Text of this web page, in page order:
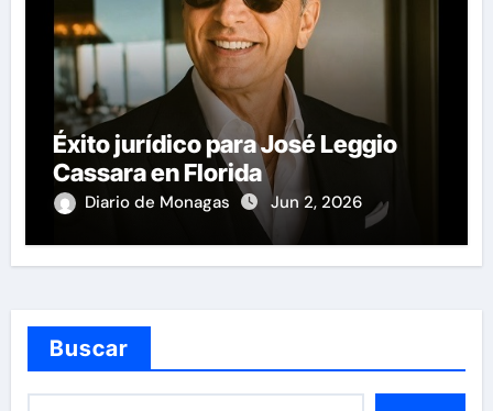
Éxito jurídico para José Leggio
Cassara en Florida
Diario de Monagas Jun 2, 2026
Buscar